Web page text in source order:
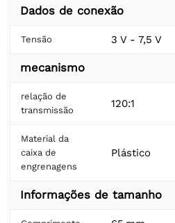
Dados de conexão
Tensão 3 V - 7,5 V
mecanismo
relação de
transmissão
120:1
Material da
caixa de
engrenagens
Plástico
Informações de tamanho